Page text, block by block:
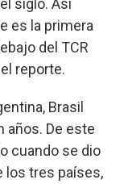
es la primera
del TCR
reporte.
Brasil
años. De este
cuando se dio
los tres países,